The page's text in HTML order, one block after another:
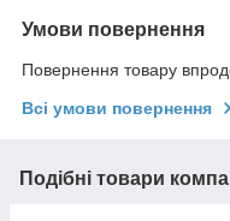
Умови повернення
Повернення товару
Всі умови повернення
Подібні товари